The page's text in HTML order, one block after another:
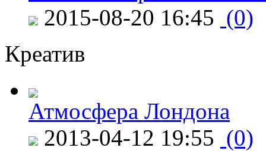
2015-08-20 16:45 (0)
Креатив
Атмосфера Лондона
2013-04-12 19:55 (0)